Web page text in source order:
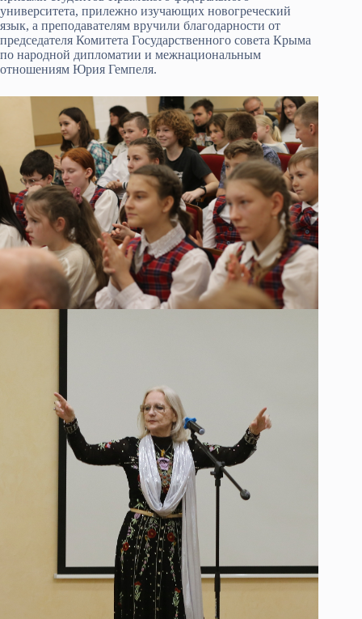
университета, прилежно изучающих новогреческий
язык, а преподавателям вручили благодарности от
председателя Комитета Государственного совета Крыма
по народной дипломатии и межнациональным
отношениям Юрия Гемпеля.